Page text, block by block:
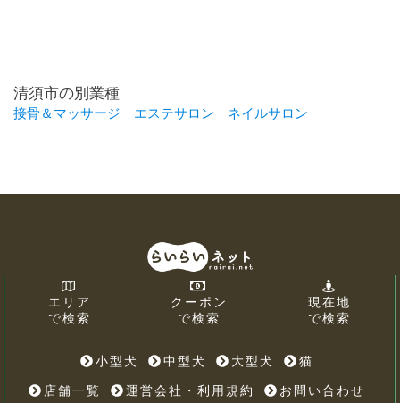
清須市の別業種
接骨＆マッサージ エステサロン ネイルサロン
エリア
で検索
クーポン
で検索
現在地
で検索
小型犬 中型犬 大型犬
猫
店舗一覧
運営会社・利用規約 お問い合わせ